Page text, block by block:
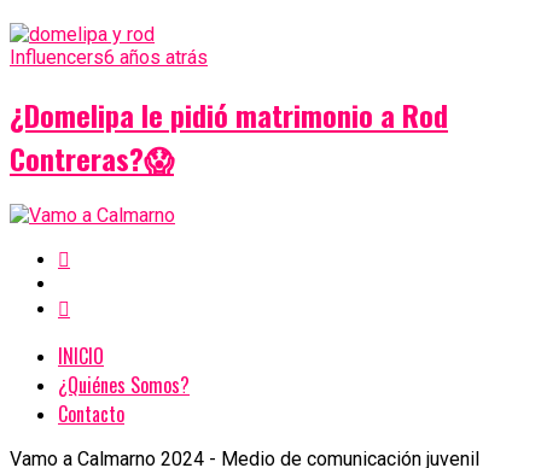
Influencers6 años atrás
¿Domelipa le pidió matrimonio a Rod
Contreras?😱
INICIO
¿Quiénes Somos?
Contacto
Vamo a Calmarno 2024 - Medio de comunicación juvenil